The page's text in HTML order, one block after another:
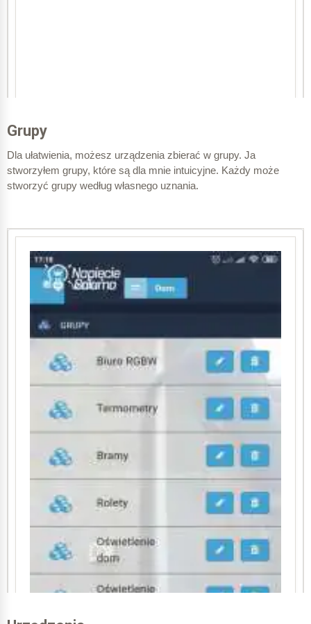
Grupy
Dla ułatwienia, możesz urządzenia zbierać w grupy. Ja
stworzyłem grupy, które są dla mnie intuicyjne. Każdy może
stworzyć grupy według własnego uznania.